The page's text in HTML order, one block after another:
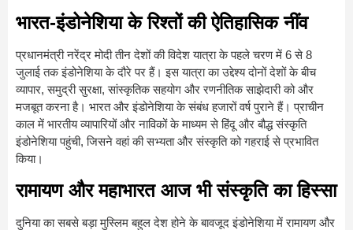
भारत-इंडोनेशिया के रिश्तों की ऐतिहासिक नींव
प्रधानमंत्री नरेंद्र मोदी तीन देशों की विदेश यात्रा के पहले चरण में 6 से 8
जुलाई तक इंडोनेशिया के दौरे पर हैं। इस यात्रा का उद्देश्य दोनों देशों के बीच
व्यापार, समुद्री सुरक्षा, सांस्कृतिक सहयोग और रणनीतिक साझेदारी को और
मजबूत करना है। भारत और इंडोनेशिया के संबंध हजारों वर्ष पुराने हैं। प्राचीन
काल में भारतीय व्यापारियों और नाविकों के माध्यम से हिंदू और बौद्ध संस्कृति
इंडोनेशिया पहुंची, जिसने वहां की सभ्यता और संस्कृति को गहराई से प्रभावित
किया।
रामायण और महाभारत आज भी संस्कृति का हिस्सा
दुनिया का सबसे बड़ा मुस्लिम बहुल देश होने के बावजूद इंडोनेशिया में रामायण और